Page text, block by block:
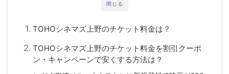
閉じる
TOHOシネマズ上野のチケット料金は？
TOHOシネマズ上野のチケット料金を割引クーポ
ン・キャンペーンで安くする方法は？